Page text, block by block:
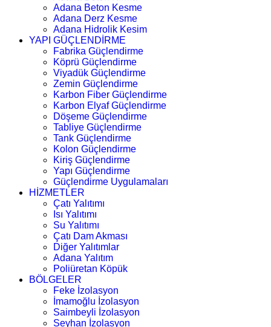
Adana Beton Kesme
Adana Derz Kesme
Adana Hidrolik Kesim
YAPI GÜÇLENDİRME
Fabrika Güçlendirme
Köprü Güçlendirme
Viyadük Güçlendirme
Zemin Güçlendirme
Karbon Fiber Güçlendirme
Karbon Elyaf Güçlendirme
Döşeme Güçlendirme
Tabliye Güçlendirme
Tank Güçlendirme
Kolon Güçlendirme
Kiriş Güçlendirme
Yapı Güçlendirme
Güçlendirme Uygulamaları
HİZMETLER
Çatı Yalıtımı
Isı Yalıtımı
Su Yalıtımı
Çatı Dam Akması
Diğer Yalıtımlar
Adana Yalıtım
Poliüretan Köpük
BÖLGELER
Feke İzolasyon
İmamoğlu İzolasyon
Saimbeyli İzolasyon
Seyhan İzolasyon